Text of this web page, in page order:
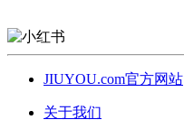
JIUYOU.com官方网站
关于我们